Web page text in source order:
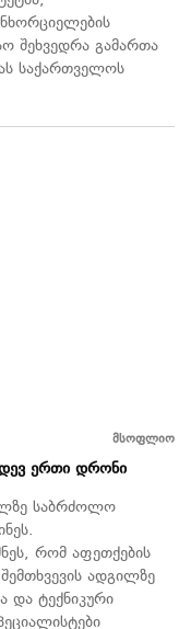
შეხვედრა გამართა
საქართველოს
მსოფლიო
ერთი დრონი
საბრძოლო
რომ აფეთქების
ადგილზე
და ტექნიკური